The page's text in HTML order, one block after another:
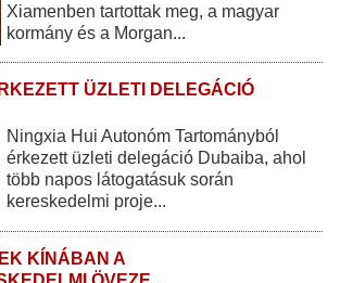
Xiamenben tartottak meg, a magyar
kormány és a Morgan...
ÜZLETI DELEGÁCIÓ
Ningxia Hui Autonóm Tartományból
érkezett üzleti delegáció Dubaiba, ahol
több napos látogatásuk során
kereskedelmi proje...
KÍNÁBAN A